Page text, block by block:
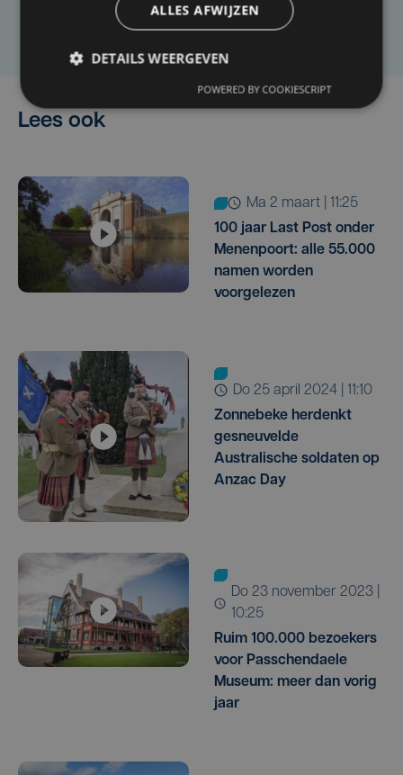
Laat het ons weten
Lees ook
ma 2 maart | 11:25
100 jaar Last Post onder
Menenpoort: alle 55.000
namen worden
voorgelezen
do 25 april 2024 | 11:10
Zonnebeke herdenkt
gesneuvelde
Australische soldaten op
Anzac Day
do 23 november 2023 |
10:25
Ruim 100.000 bezoekers
voor Passchendaele
Museum: meer dan vorig
jaar
ALLES AFWIJZEN
DETAILS WEERGEVEN
POWERED BY COOKIESCRIPT